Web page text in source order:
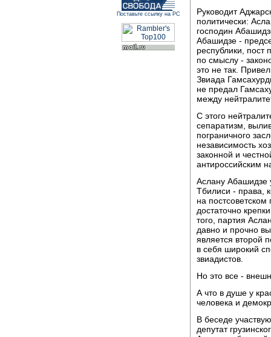
Поставьте ссылку на РС
Руководит
политически:
господин
Абашидзе -
республики, пост
по смыслу -
это не так.
Звиада
не предал
между
С этого
сепаратизм,
пограничного
независимость
законной и
антироссийским
Аслану Абашидзе
Тбилиси - права,
на
достаточно
того, партия
давно и прочно
является второй
в себя широкий
звиадистов.
Но это все -
А что в душе у
человека и
В беседе
депутат